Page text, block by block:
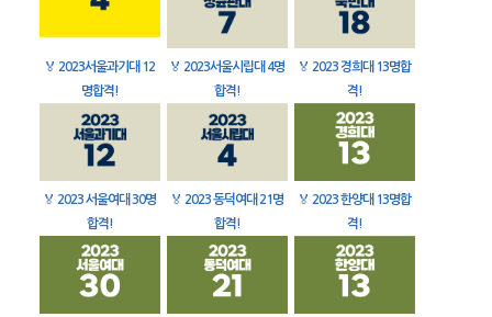
🏅 2023서울과기대 12
명합격!
🏅 2023서울시립대 4명
합격!
🏅 2023 경희대 13명합
격!
🏅 2023 서울여대 30명
합격!
🏅 2023 동덕여대 21명
합격!
🏅 2023 한양대 13명합
격!